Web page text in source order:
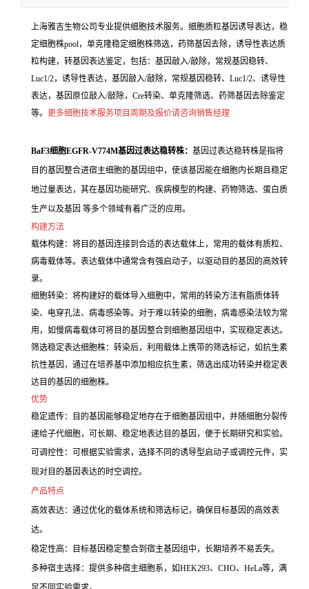
上海雅吉生物公司专业提供细胞技术服务。细胞质粒基因诱导表达，稳
定细胞株pool，单克隆稳定细胞株筛选，药筛基因去除，诱导性表达质
粒构建，转基因表达鉴定，包括：基因敲入/敲除，常规基因稳转、
Luc1/2，诱导性表达，基因敲入/敲除，常规基因稳转、Luc1/2、诱导性
表达，基因原位敲入/敲除，Cre转染、单克隆筛选、药筛基因去除鉴定
等。 更多细胞技术服务项目周期及报价请咨询销售经理
BaF3细胞EGFR-V774M基因过表达稳转株： 基因过表达稳转株是指将
目的基因整合进宿主细胞的基因组中，使该基因能在细胞内长期且稳定
地过量表达，其在基因功能研究、疾病模型的构建、药物筛选、蛋白质
生产以及基因 等多个领域有着广泛的应用。
构建方法
载体构建：将目的基因连接到合适的表达载体上，常用的载体有质粒、
病毒载体等。表达载体中通常含有强启动子，以驱动目的基因的高效转
录。
细胞转染：将构建好的载体导入细胞中，常用的转染方法有脂质体转
染、电穿孔法、病毒感染等。对于难以转染的细胞，病毒感染法较为常
用，如慢病毒载体可将目的基因整合到细胞基因组中，实现稳定表达。
筛选稳定表达细胞株：转染后，利用载体上携带的筛选标记，如抗生素
抗性基因，通过在培养基中添加相应抗生素，筛选出成功转染并稳定表
达目的基因的细胞株。
优势
稳定遗传：目的基因能够稳定地存在于细胞基因组中，并随细胞分裂传
递给子代细胞，可长期、稳定地表达目的基因，便于长期研究和实验。
可调控性：可根据实验需求，选择不同的诱导型启动子或调控元件，实
现对目的基因表达的时空调控。
产品特点
高效表达：通过优化的载体系统和筛选标记，确保目标基因的高效表
达。
稳定性高：目标基因稳定整合到宿主基因组中，长期培养不易丢失。
多种宿主选择：提供多种宿主细胞系，如HEK293、CHO、HeLa等，满